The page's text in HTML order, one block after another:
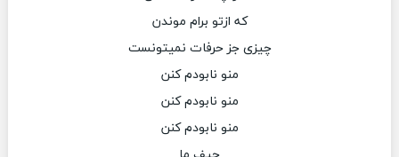
که ازتو برام موندن
چیزی جز حرفات نمیتونست
منو نابودم کنن
منو نابودم کنن
منو نابودم کنن